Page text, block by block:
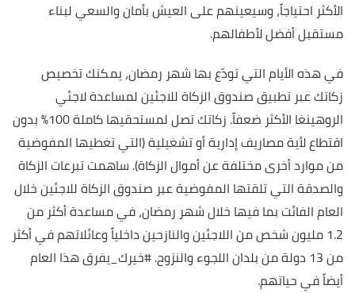
الأكثر احتياجاً، وسيعينهم على العيش بأمان والسعي لبناء
مستقبل أفضل لأطفالهم.
في هذه الأيام التي تودّع بها شهر رمضان، يمكنك تخصيص
زكاتك عبر تطبيق صندوق الزكاة للاجئين لمساعدة لاجئي
الروهينغا الأكثر ضعفاً. زكاتك تصل لمستحقيها كاملة 100% بدون
اقتطاع لأية مصاريف إدارية أو تشغيلية (التي تغطيها المفوضية
من موارد أخرى مختلفة عن أموال الزكاة). ساهمت تبرعات الزكاة
والصدقة التي تلقتها المفوضية عبر صندوق الزكاة للاجئين خلال
العام الفائت بما فيها خلال شهر رمضان، في مساعدة أكثر من
1.2 مليون شخص من اللاجئين والنازحين داخلياً وعائلاتهم في أكثر
من 13 دولة من بلدان اللجوء والنزوح. #خيرك_يفرق هذا العام
أيضاً في حياتهم.